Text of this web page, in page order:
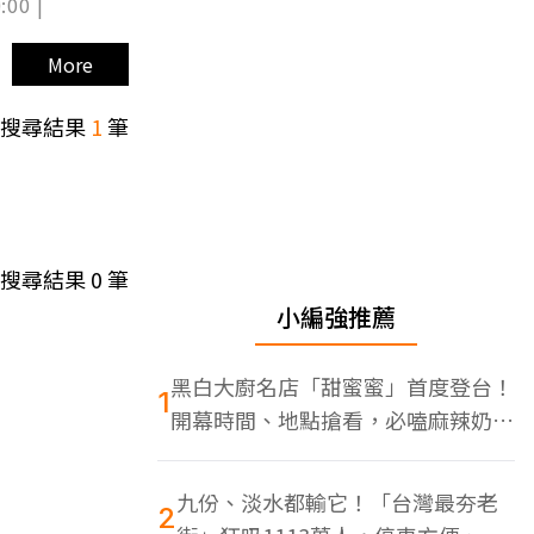
More
搜尋結果 1筆
搜尋結果0筆
小編強推薦
1黑白大廚名店「甜蜜蜜」首度登台！
開幕時間、地點搶看，必嗑麻辣奶油
蝦
2九份、淡水都輸它！「台灣最夯老